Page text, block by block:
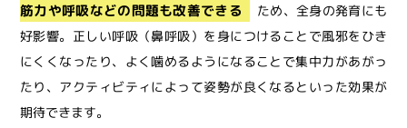
筋力や呼吸などの問題も改善できる
ため、全身の発育にも
好影響。正しい呼吸（鼻呼吸）を身につけることで風邪をひき
にくくなったり、よく噛めるようになることで集中力があがっ
たり、アクティビティによって姿勢が良くなるといった効果が
期待できます。